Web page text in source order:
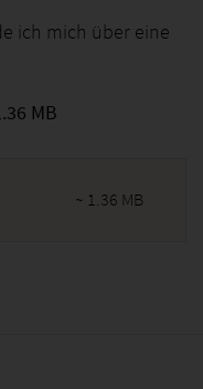
ich mich über eine
MB
~ 1.36 MB